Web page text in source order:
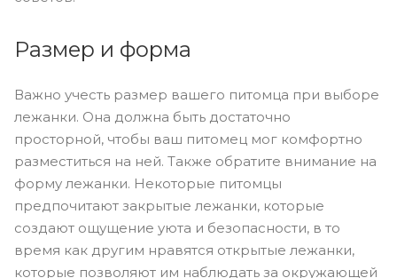
Размер и форма
Важно учесть размер вашего питомца при выборе
лежанки. Она должна быть достаточно
просторной, чтобы ваш питомец мог комфортно
разместиться на ней. Также обратите внимание на
форму лежанки. Некоторые питомцы
предпочитают закрытые лежанки, которые
создают ощущение уюта и безопасности, в то
время как другим нравятся открытые лежанки,
которые позволяют им наблюдать за окружающей